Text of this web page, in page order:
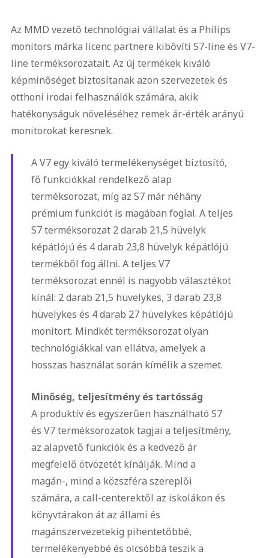
Az MMD vezető technológiai vállalat és a Philips
monitors márka licenc partnere kibővíti S7-line és V7-
line terméksorozatait. Az új termékek kiváló
képminőséget biztosítanak azon szervezetek és
otthoni irodai felhasználók számára, akik
hatékonyságuk növeléséhez remek ár-érték arányú
monitorokat keresnek.
A V7 egy kiváló termelékenységet biztosító,
fő funkciókkal rendelkező alap
terméksorozat, míg az S7 már néhány
prémium funkciót is magában foglal. A teljes
S7 terméksorozat 2 darab 21,5 hüvelyk
képátlójú és 4 darab 23,8 hüvelyk képátlójú
termékből fog állni. A teljes V7
terméksorozat ennél is nagyobb választékot
kínál: 2 darab 21,5 hüvelykes, 3 darab 23,8
hüvelykes és 4 darab 27 hüvelykes képátlójú
monitort. Mindkét terméksorozat olyan
technológiákkal van ellátva, amelyek a
hosszas használat során kímélik a szemet.
Minőség, teljesítmény és tartósság
A produktív és egyszerűen használható S7
és V7 terméksorozatok tagjai a teljesítmény,
az alapvető funkciók és a kedvező ár
megfelelő ötvözetét kínálják. Mind a
magán-, mind a közszféra szereplői
számára, a call-centerektől az iskolákon és
könyvtárakon át az állami és
magánszervezetekig pihentetőbbé,
termelékenyebbé és olcsóbbá teszik a